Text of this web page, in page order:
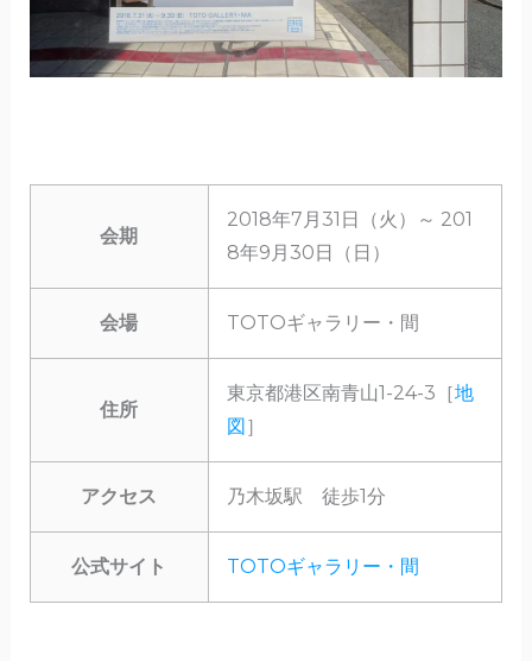
会期
2018年7月31日（火）～ 201
8年9月30日（日）
会場 TOTOギャラリー・間
住所
東京都港区南青山1-24-3［地
図］
アクセス 乃木坂駅 徒歩1分
公式サイト TOTOギャラリー・間